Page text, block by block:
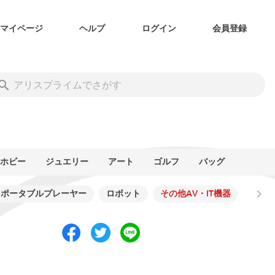
マイページ ヘルプ ログイン 会員登録
ホビー ジュエリー アート ゴルフ バッグ
ポータブルプレーヤー ロボット その他AV・IT機器